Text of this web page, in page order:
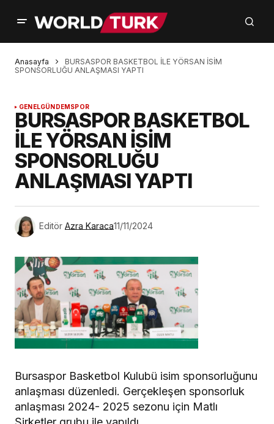
Anasayfa
BURSASPOR BASKETBOL İLE YÖRSAN İSİM
SPONSORLUĞU ANLAŞMASI YAPTI
GENELGÜNDEMSPOR
BURSASPOR BASKETBOL
İLE YÖRSAN İSİM
SPONSORLUĞU
ANLAŞMASI YAPTI
Editör Azra Karaca11/11/2024
Bursaspor Basketbol Kulubü isim sponsorluğunu
anlaşması düzenledi. Gerçekleşen sponsorluk
anlaşması 2024- 2025 sezonu için Matlı